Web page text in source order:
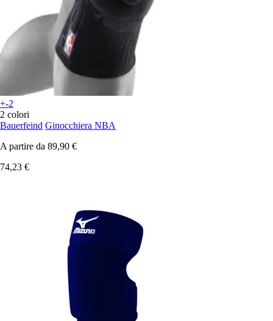
+-2
2 colori
Bauerfeind Ginocchiera NBA
A partire da 89,90 €
74,23 €